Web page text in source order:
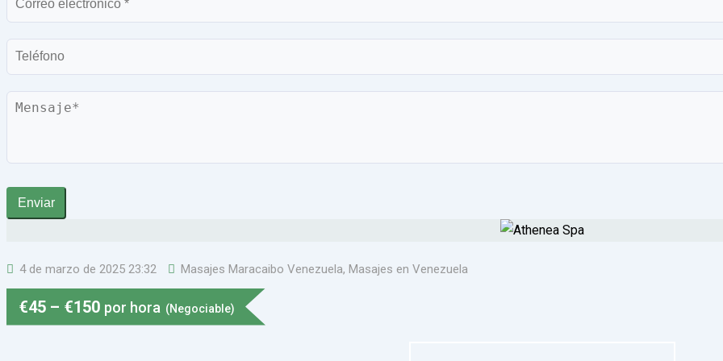
electrónico
Teléfono
Mensaje
Enviar
4 de marzo de 2025 23:32 Masajes Maracaibo Venezuela, Masajes en Venezuela
€45 – €150 por hora (Negociable)